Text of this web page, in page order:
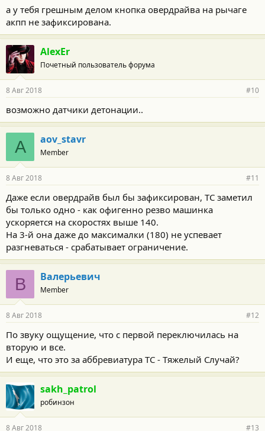
а у тебя грешным делом кнопка овердрайва на рычаге
акпп не зафиксирована.
AlexEr
Почетный пользователь форума
8 Авг 2018 #10
возможно датчики детонации..
A aov_stavr
Member
8 Авг 2018 #11
Даже если овердрайв был бы зафиксирован, ТС заметил
бы только одно - как офигенно резво машинка
ускоряется на скоростях выше 140.
На 3-й она даже до максималки (180) не успевает
разгневаться - срабатывает ограничение.
В Валерьевич
Member
8 Авг 2018 #12
По звуку ощущение, что с первой переключилась на
вторую и все.
И еще, что это за аббревиатура ТС - Тяжелый Случай?
sakh_patrol
робинзон
8 Авг 2018 #13